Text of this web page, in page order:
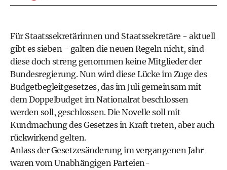
Für Staatssekretärinnen und Staatssekretäre - aktuell
gibt es sieben - galten die neuen Regeln nicht, sind
diese doch streng genommen keine Mitglieder der
Bundesregierung. Nun wird diese Lücke im Zuge des
Budgetbegleitgesetzes, das im Juli gemeinsam mit
dem Doppelbudget im Nationalrat beschlossen
werden soll, geschlossen. Die Novelle soll mit
Kundmachung des Gesetzes in Kraft treten, aber auch
rückwirkend gelten.
Anlass der Gesetzesänderung im vergangenen Jahr
waren vom Unabhängigen Parteien-